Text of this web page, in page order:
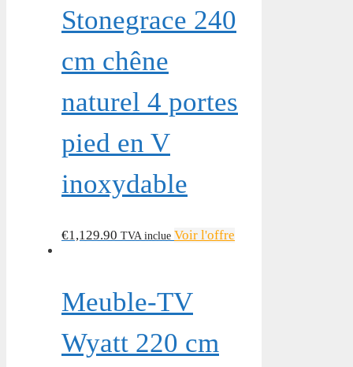
Stonegrace 240
cm chêne
naturel 4 portes
pied en V
inoxydable
€1,129.90 TVA inclue Voir l'offre
Meuble-TV
Wyatt 220 cm